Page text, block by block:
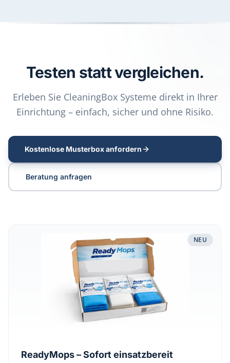
Testen statt vergleichen.
Erleben Sie CleaningBox Systeme direkt in Ihrer
Einrichtung – einfach, sicher und ohne Risiko.
Kostenlose Musterbox anfordern
Beratung anfragen
NEU
ReadyMops – Sofort einsatzbereit